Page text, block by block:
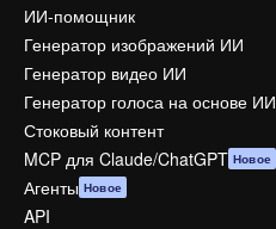
ИИ-помощник
Генератор изображений ИИ
Генератор видео ИИ
Генератор голоса на основе ИИ
Стоковый контент
MCP для Claude/ChatGPT Новое
Агенты Новое
API